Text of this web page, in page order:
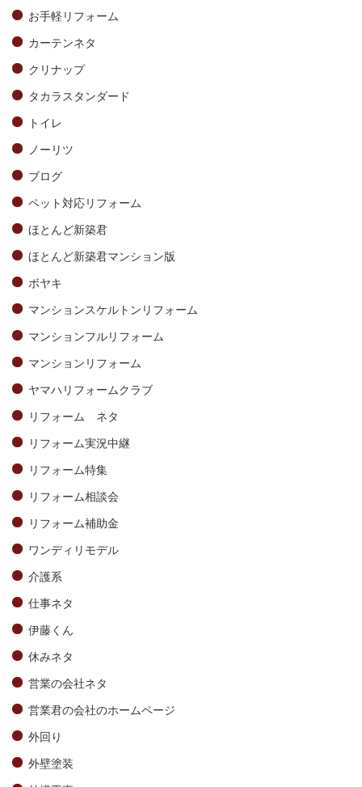
お手軽リフォーム
カーテンネタ
クリナップ
タカラスタンダード
トイレ
ノーリツ
ブログ
ペット対応リフォーム
ほとんど新築君
ほとんど新築君マンション版
ボヤキ
マンションスケルトンリフォーム
マンションフルリフォーム
マンションリフォーム
ヤマハリフォームクラブ
リフォーム ネタ
リフォーム実況中継
リフォーム特集
リフォーム相談会
リフォーム補助金
ワンディリモデル
介護系
仕事ネタ
伊藤くん
休みネタ
営業の会社ネタ
営業君の会社のホームページ
外回り
外壁塗装